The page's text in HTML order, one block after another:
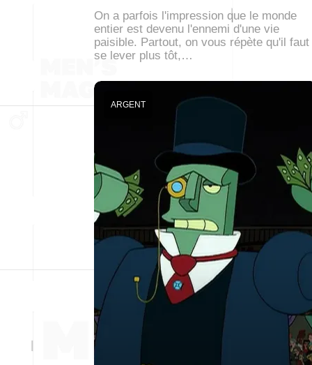
On a parfois l'impression que le monde
entier est devenu l'ennemi d'une vie
paisible. Partout, on vous répète qu'il faut
se lever plus tôt,…
ARGENT